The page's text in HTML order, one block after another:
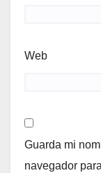
Web
Guarda mi
navegador